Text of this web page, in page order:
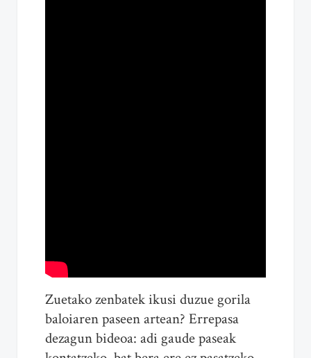
Zuetako zenbatek ikusi duzue gorila
baloiaren paseen artean? Errepasa
dezagun bideoa: adi gaude paseak